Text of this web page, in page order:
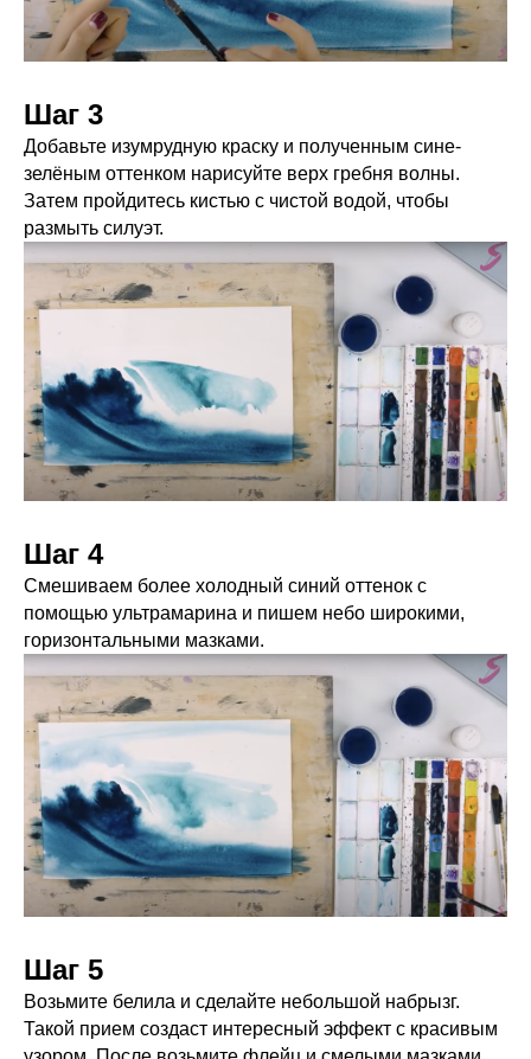
Шаг 3
Добавьте изумрудную краску и полученным сине-
зелёным оттенком нарисуйте верх гребня волны.
Затем пройдитесь кистью с чистой водой, чтобы
размыть силуэт.
Шаг 4
Смешиваем более холодный синий оттенок с
помощью ультрамарина и пишем небо широкими,
горизонтальными мазками.
Шаг 5
Возьмите белила и сделайте небольшой набрызг.
Такой прием создаст интересный эффект с красивым